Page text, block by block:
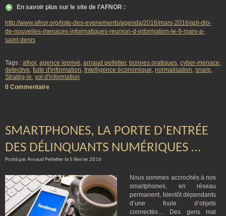
En savoir plus sur le site de l’AFNOR :
http://www.afnor.org/liste-des-evenements/agenda/2016/mars-2016/apt-dlp-
de-nouvelles-menaces-informatiques-reunion-d-information-le-9-mars-a-
saint-denis
Tags : afnor, agence leprivé, arnaud pelletier, bonnes pratiques, cyber-menace,
detective, fuite d'information, Intelligence économique, normalisation, snarp,
Stratég-ie, vol d'information
0 Commentaire
SMARTPHONES, LA PORTE D’ENTRÉE
DES DÉLINQUANTS NUMÉRIQUES …
Posté par Arnaud Pelletier le 5 février 2016
Nous sommes accrochés à nos
smartphones, en réseau
permanent, bientôt dépendants
d’une foule d’objets
connectés… Des gens mal